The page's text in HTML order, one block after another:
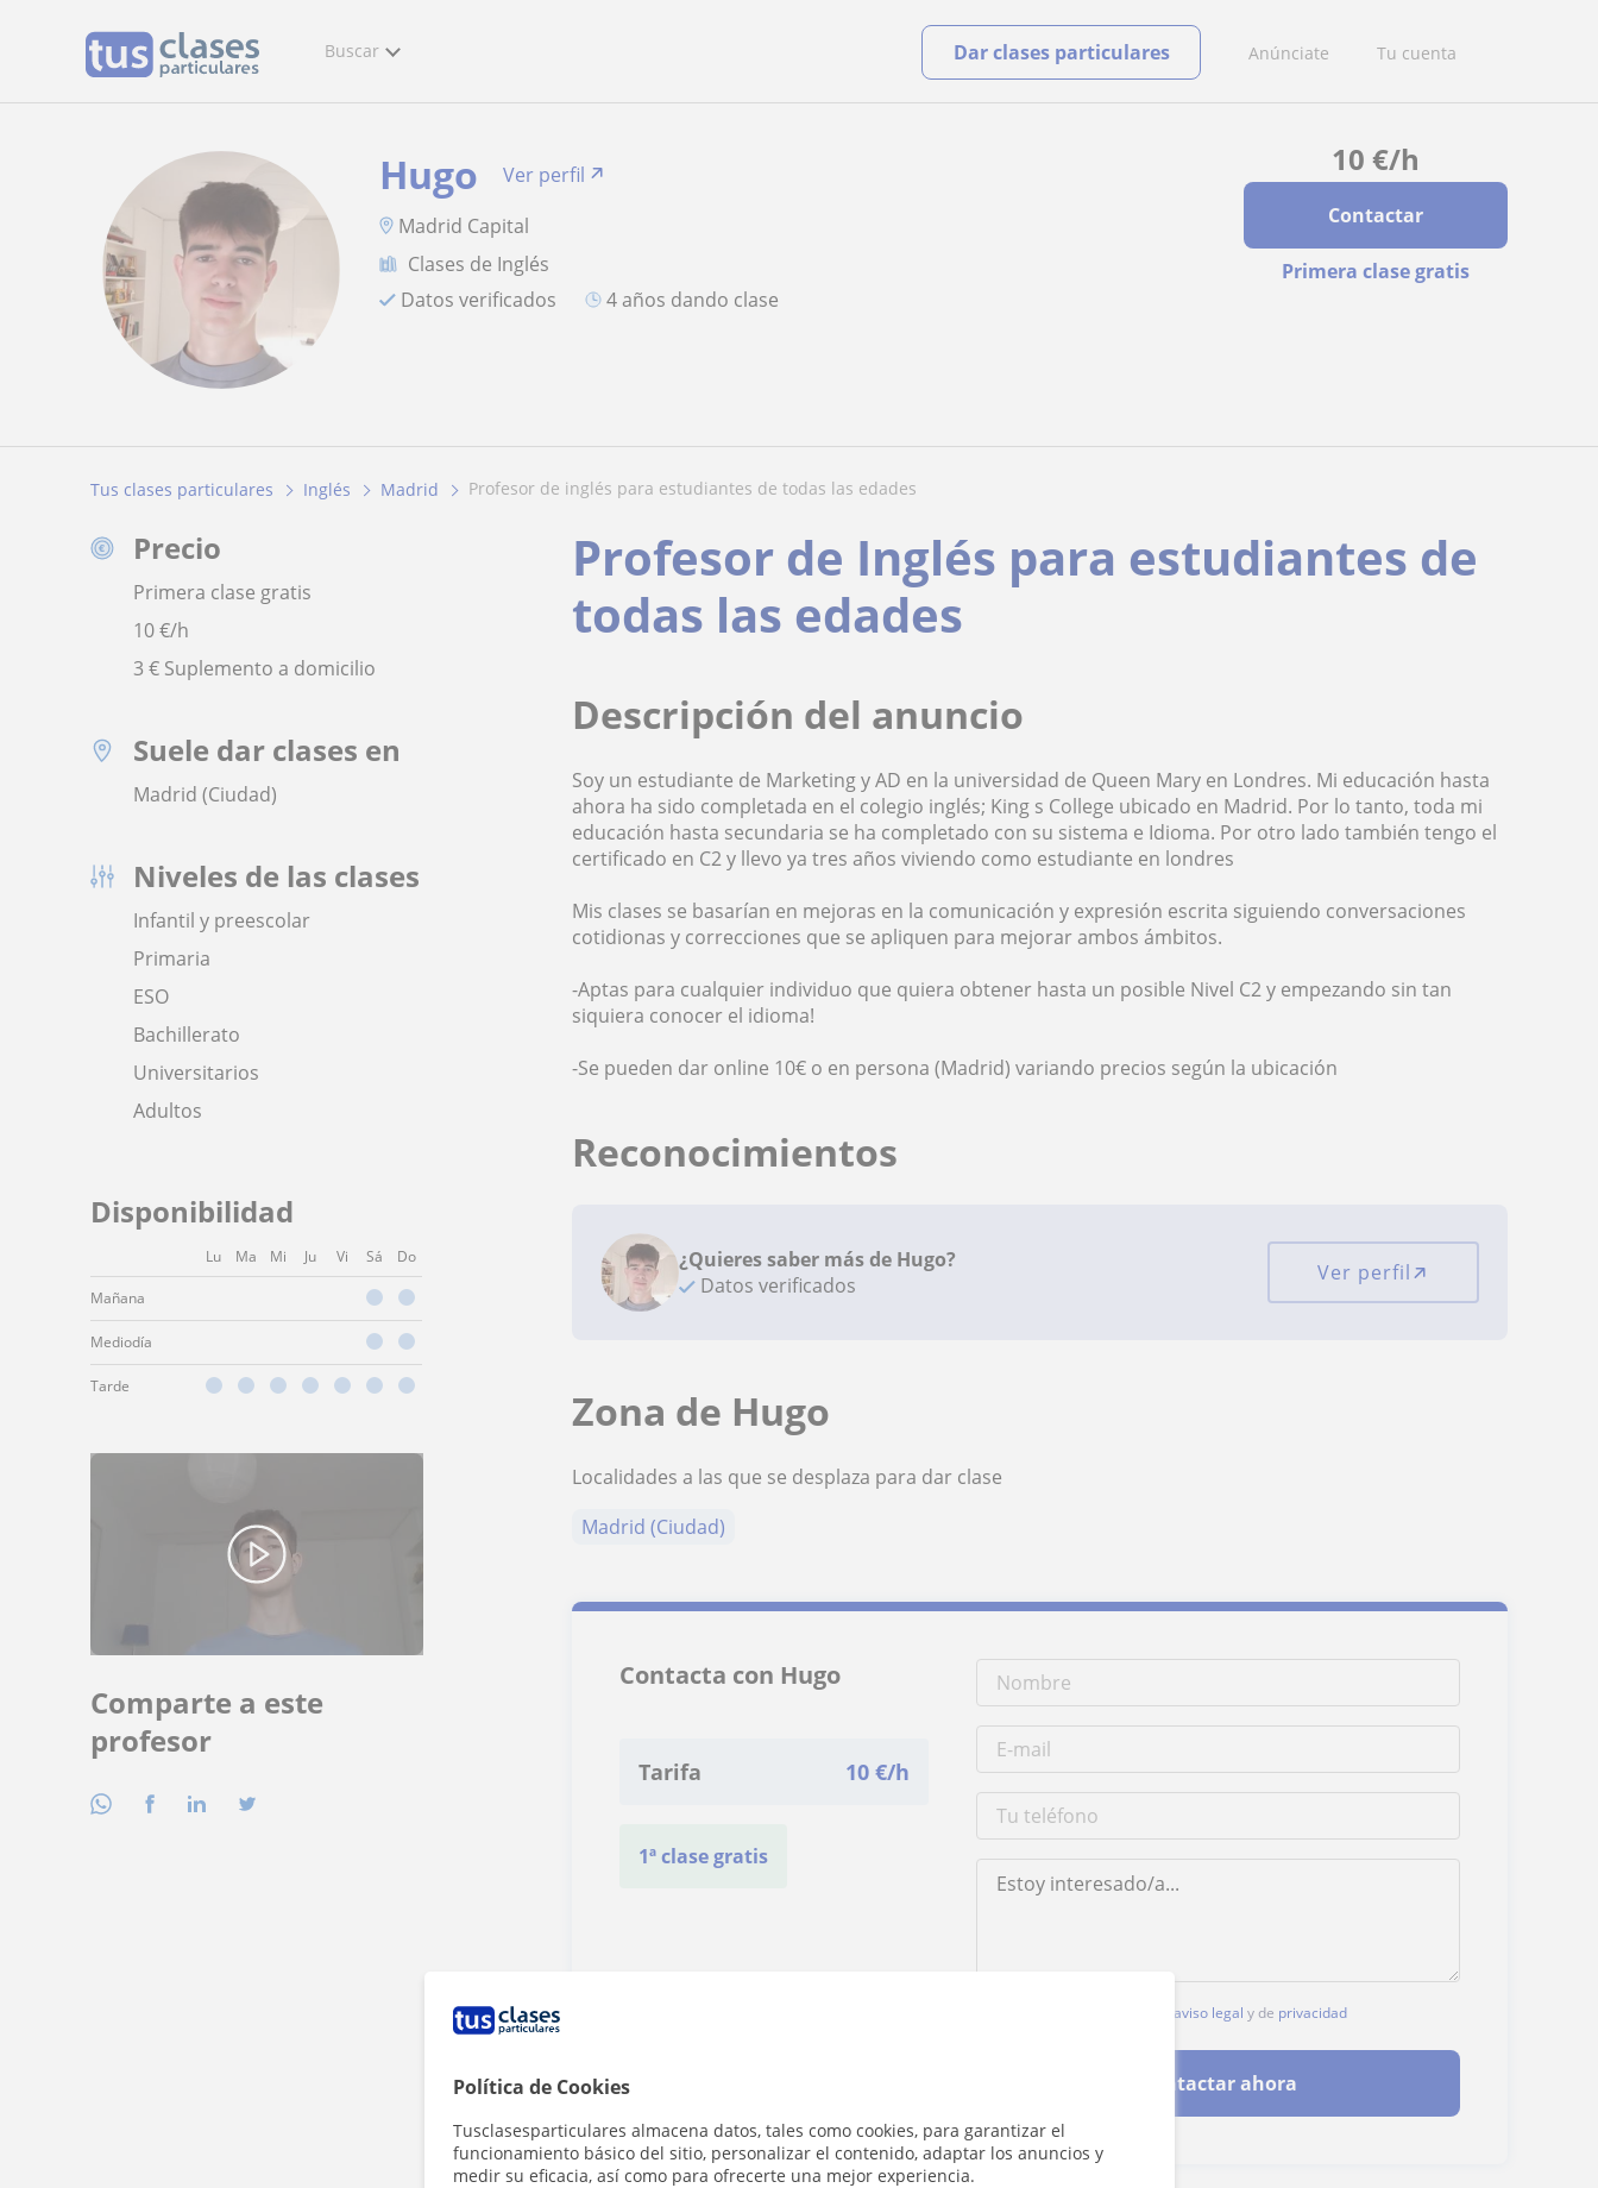
Política de Cookies
Tusclasesparticulares almacena datos, tales como cookies, para garantizar el
funcionamiento básico del sitio, personalizar el contenido, adaptar los anuncios y
medir su eficacia, así como para ofrecerte una mejor experiencia.
Buscar Anúnciate Tu cuenta
Dar clases particulares
10 €/h
Contactar
Primera clase gratis
Hugo
Ver perfil
Madrid Capital
Clases de Inglés
Datos verificados
4 años dando clase
Tus clases particulares Inglés Madrid profesor de inglés para estudiantes de todas las edades
Precio
Primera clase gratis
10€/h
3 € Suplemento a domicilio
Suele dar clases en
Madrid (Ciudad)
Niveles de las clases
Infantil y preescolar
Primaria
ESO
Bachillerato
Universitarios
Adultos
Disponibilidad
Lu Ma Mi Ju Vi Sá Do
Mañana
Mediodía
Tarde
Comparte a este
profesor
Profesor de Inglés para estudiantes de
todas las edades
Descripción del anuncio
Soy un estudiante de Marketing y AD en la universidad de Queen Mary en Londres. Mi educación hasta
ahora ha sido completada en el colegio inglés; King s College ubicado en Madrid. Por lo tanto, toda mi
educación hasta secundaria se ha completado con su sistema e Idioma. Por otro lado también tengo el
certificado en C2 y llevo ya tres años viviendo como estudiante en londres
Mis clases se basarían en mejoras en la comunicación y expresión escrita siguiendo conversaciones
cotidionas y correcciones que se apliquen para mejorar ambos ámbitos.
-Aptas para cualquier individuo que quiera obtener hasta un posible Nivel C2 y empezando sin tan
siquiera conocer el idioma!
-Se pueden dar online 10€ o en persona (Madrid) variando precios según la ubicación
Reconocimientos
¿Quieres saber más de Hugo?
Datos verificados
Ver perfil
Zona de Hugo
Localidades a las que se desplaza para dar clase
Madrid (Ciudad)
Contacta con Hugo
Tarifa 10 €/h
1ª clase gratis
aviso legal y de privacidad
Contactar ahora